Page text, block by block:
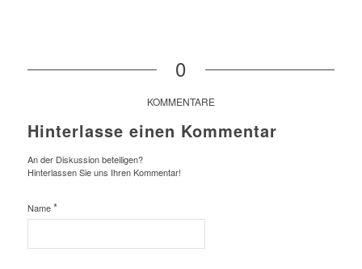
0
KOMMENTARE
Hinterlasse einen Kommentar
An der Diskussion beteiligen?
Hinterlassen Sie uns Ihren Kommentar!
Name*